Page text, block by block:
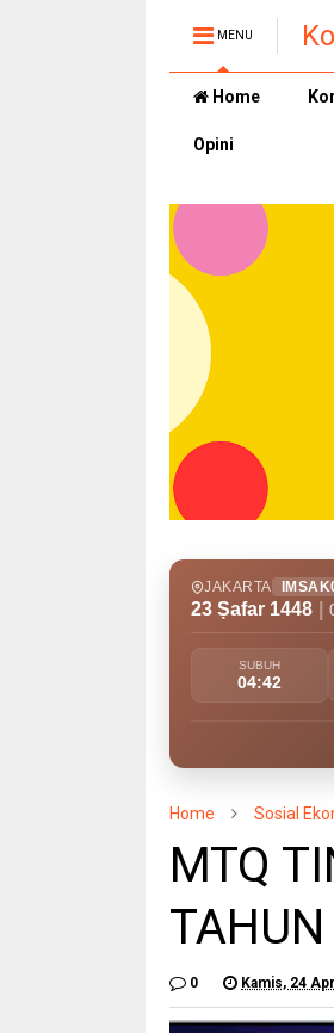
MENU
Home
Opini
JAKARTA IMSAK
23 Ṣafar 1448
SUBUH
04:42
Home Sosial
MTQ
0 Kamis, 24